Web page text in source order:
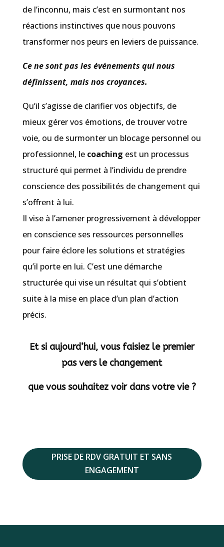
de l’inconnu, mais c’est en surmontant nos
réactions instinctives que nous pouvons
transformer nos peurs en leviers de puissance.
Ce ne sont pas les événements qui nous
définissent, mais nos croyances.
Qu’il s’agisse de clarifier vos objectifs, de
mieux gérer vos émotions, de trouver votre
voie, ou de surmonter un blocage personnel ou
professionnel, le coaching est un processus
structuré qui permet à l’individu de prendre
conscience des possibilités de changement qui
s’offrent à lui.
Il vise à l’amener progressivement à développer
en conscience ses ressources personnelles
pour faire éclore les solutions et stratégies
qu’il porte en lui. C’est une démarche
structurée qui vise un résultat qui s’obtient
suite à la mise en place d’un plan d’action
précis.
Et si aujourd’hui, vous faisiez le premier
pas vers le changement
que vous souhaitez voir dans votre vie ?
PRISE DE RDV GRATUIT ET SANS
ENGAGEMENT